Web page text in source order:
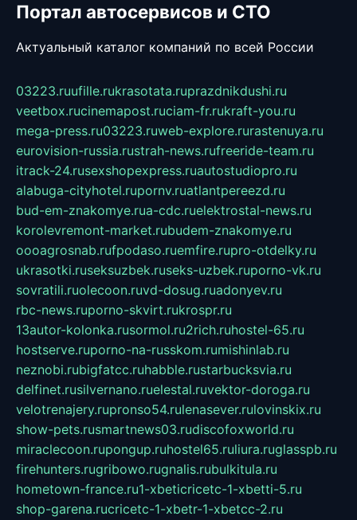
Портал автосервисов и СТО
Актуальный каталог компаний по всей России
03223.ruufille.rukrasotata.ruprazdnikdushi.ru
veetbox.rucinemapost.ruciam-fr.rukraft-you.ru
mega-press.ru03223.ruweb-explore.rurastenuya.ru
eurovision-russia.rustrah-news.rufreeride-team.ru
itrack-24.rusexshopexpress.ruautostudiopro.ru
alabuga-cityhotel.rupornv.ruatlantpereezd.ru
bud-em-znakomye.rua-cdc.ruelektrostal-news.ru
korolevremont-market.rubudem-znakomye.ru
oooagrosnab.rufpodaso.ruemfire.rupro-otdelky.ru
ukrasotki.ruseksuzbek.ruseks-uzbek.ruporno-vk.ru
sovratili.ruolecoon.ruvd-dosug.ruadonyev.ru
rbc-news.ruporno-skvirt.rukrospr.ru
13autor-kolonka.rusormol.ru2rich.ruhostel-65.ru
hostserve.ruporno-na-russkom.rumishinlab.ru
neznobi.rubigfatcc.ruhabble.rustarbucksvia.ru
delfinet.rusilvernano.ruelestal.ruvektor-doroga.ru
velotrenajery.rupronso54.rulenasever.rulovinskix.ru
show-pets.rusmartnews03.rudiscofoxworld.ru
miraclecoon.rupongup.ruhostel65.ruliura.ruglasspb.ru
firehunters.rugribowo.rugnalis.rubulkitula.ru
hometown-france.ru1-xbeticricetc-1-xbetti-5.ru
shop-garena.rucricetc-1-xbetr-1-xbetcc-2.ru